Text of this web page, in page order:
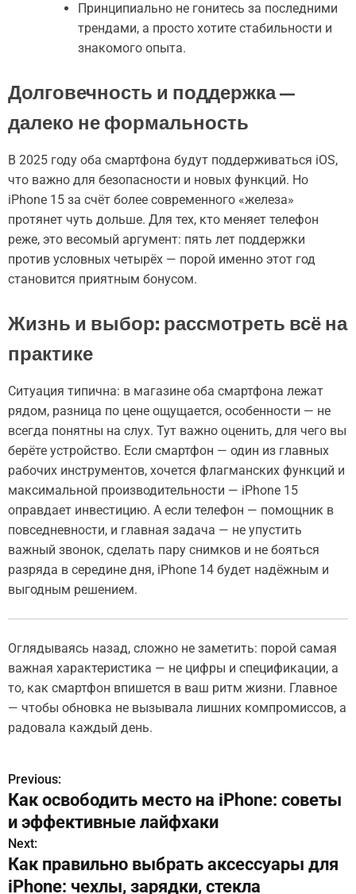
Принципиально не гонитесь за последними
трендами, а просто хотите стабильности и
знакомого опыта.
Долговечность и поддержка —
далеко не формальность
В 2025 году оба смартфона будут поддерживаться iOS,
что важно для безопасности и новых функций. Но
iPhone 15 за счёт более современного «железа»
протянет чуть дольше. Для тех, кто меняет телефон
реже, это весомый аргумент: пять лет поддержки
против условных четырёх — порой именно этот год
становится приятным бонусом.
Жизнь и выбор: рассмотреть всё на
практике
Ситуация типична: в магазине оба смартфона лежат
рядом, разница по цене ощущается, особенности — не
всегда понятны на слух. Тут важно оценить, для чего вы
берёте устройство. Если смартфон — один из главных
рабочих инструментов, хочется флагманских функций и
максимальной производительности — iPhone 15
оправдает инвестицию. А если телефон — помощник в
повседневности, и главная задача — не упустить
важный звонок, сделать пару снимков и не бояться
разряда в середине дня, iPhone 14 будет надёжным и
выгодным решением.
Оглядываясь назад, сложно не заметить: порой самая
важная характеристика — не цифры и спецификации, а
то, как смартфон впишется в ваш ритм жизни. Главное
— чтобы обновка не вызывала лишних компромиссов, а
радовала каждый день.
Н
а
в
и
Previous:
Как освободить место на iPhone: советы
и эффективные лайфхаки
Next:
Как правильно выбрать аксессуары для
iPhone: чехлы, зарядки, стекла